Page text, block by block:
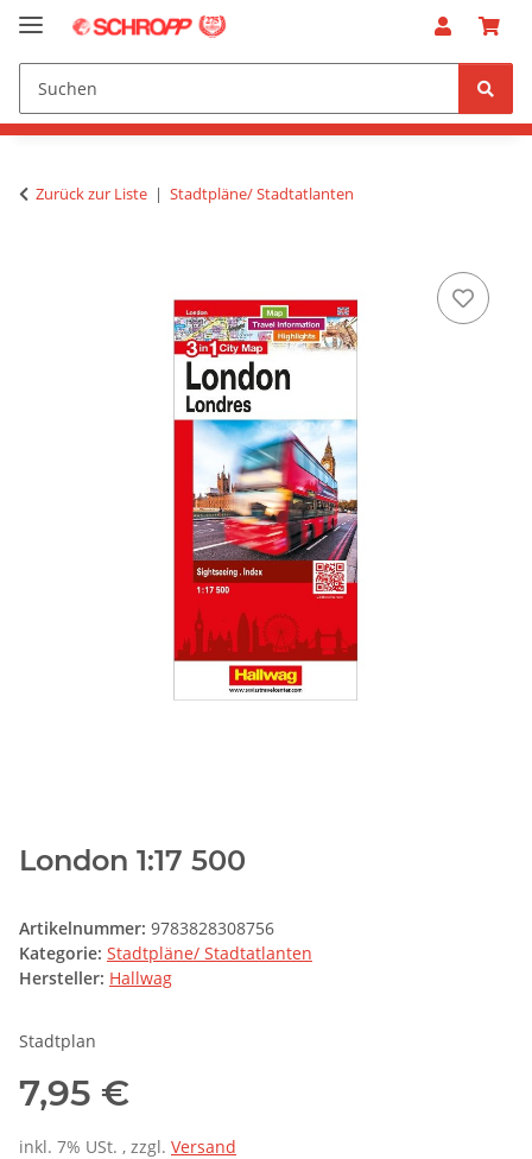
Zurück zur Liste Stadtpläne/ Stadtatlanten
London 1:17 500
Artikelnummer: 9783828308756
Kategorie: Stadtpläne/ Stadtatlanten
Hersteller: Hallwag
Stadtplan
7,95 €
inkl. 7% USt. , zzgl. Versand